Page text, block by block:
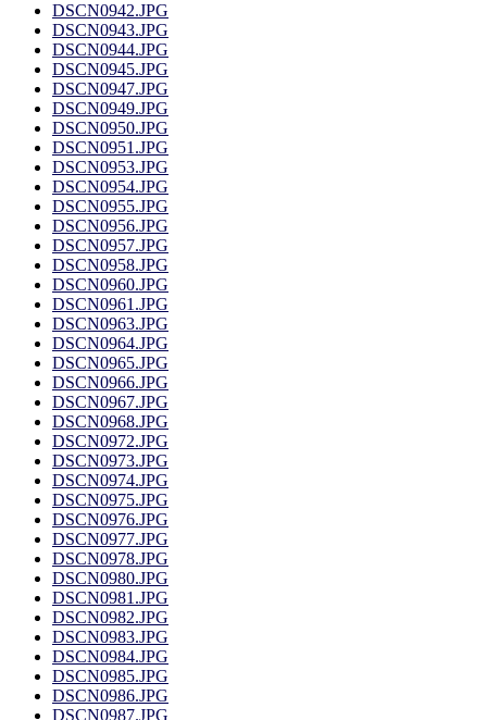
DSCN0942.JPG
DSCN0943.JPG
DSCN0944.JPG
DSCN0945.JPG
DSCN0947.JPG
DSCN0949.JPG
DSCN0950.JPG
DSCN0951.JPG
DSCN0953.JPG
DSCN0954.JPG
DSCN0955.JPG
DSCN0956.JPG
DSCN0957.JPG
DSCN0958.JPG
DSCN0960.JPG
DSCN0961.JPG
DSCN0963.JPG
DSCN0964.JPG
DSCN0965.JPG
DSCN0966.JPG
DSCN0967.JPG
DSCN0968.JPG
DSCN0972.JPG
DSCN0973.JPG
DSCN0974.JPG
DSCN0975.JPG
DSCN0976.JPG
DSCN0977.JPG
DSCN0978.JPG
DSCN0980.JPG
DSCN0981.JPG
DSCN0982.JPG
DSCN0983.JPG
DSCN0984.JPG
DSCN0985.JPG
DSCN0986.JPG
DSCN0987.JPG